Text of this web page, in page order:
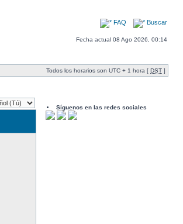
FAQ Buscar
Fecha actual 08 Ago 2026, 00:14
Todos los horarios son UTC + 1 hora [ DST ]
Síguenos en las redes sociales